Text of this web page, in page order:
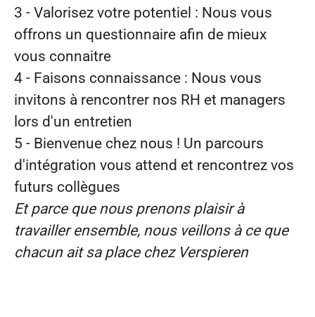
3 - Valorisez votre potentiel : Nous vous
offrons un questionnaire afin de mieux
vous connaitre
4 - Faisons connaissance : Nous vous
invitons à rencontrer nos RH et managers
lors d'un entretien
5 - Bienvenue chez nous ! Un parcours
d'intégration vous attend et rencontrez vos
futurs collègues
Et parce que nous prenons plaisir à
travailler ensemble, nous veillons à ce que
chacun ait sa place chez Verspieren